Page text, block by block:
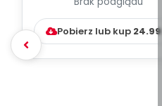
WYCHOWAWCZO –
DYDAKTYC...
Pobierz lub kup 24.99